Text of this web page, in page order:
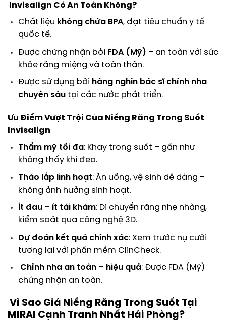
Invisalign Có An Toàn Không?
Chất liệu không chứa BPA, đạt tiêu chuẩn y tế
quốc tế.
Được chứng nhận bởi FDA (Mỹ) – an toàn với sức
khỏe răng miệng và toàn thân.
Được sử dụng bởi hàng nghìn bác sĩ chỉnh nha
chuyên sâutại các nước phát triển.
Ưu Điểm Vượt Trội Của Niềng Răng Trong Suốt
Invisalign
Thẩm mỹ tối đa: Khay trong suốt – gần như
không thấy khi đeo.
Tháo lắp linh hoạt: Ăn uống, vệ sinh dễ dàng –
không ảnh hưởng sinh hoạt.
Ít đau – ít tái khám: Di chuyển răng nhẹ nhàng,
kiểm soát qua công nghệ 3D.
Dự đoán kết quả chính xác: Xem trước nụ cười
tương lai với phần mềm ClinCheck.
Chỉnh nha an toàn – hiệu quả: Được FDA (Mỹ)
chứng nhận an toàn.
Vì Sao Giá Niềng Răng Trong Suốt Tại
MIRAI Cạnh Tranh Nhất Hải Phòng?